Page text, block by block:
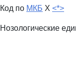
Код по МКБ X <*>
Нозологические